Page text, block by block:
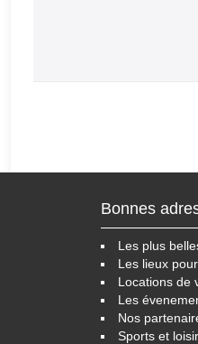
Bonnes
Les plus
Les lieux
Locations de
Les
Nos
Sports et